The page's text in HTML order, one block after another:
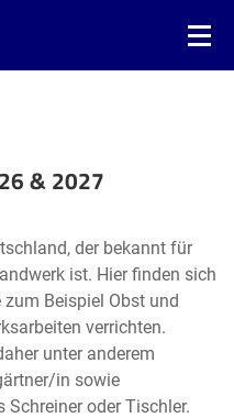
& 2027
Leaflet| ©OpenStreetMap2
der bekannt für
ist. Hier finden sich
Beispiel Obst und
verrichten.
unter anderem
in sowie
oder Tischler.